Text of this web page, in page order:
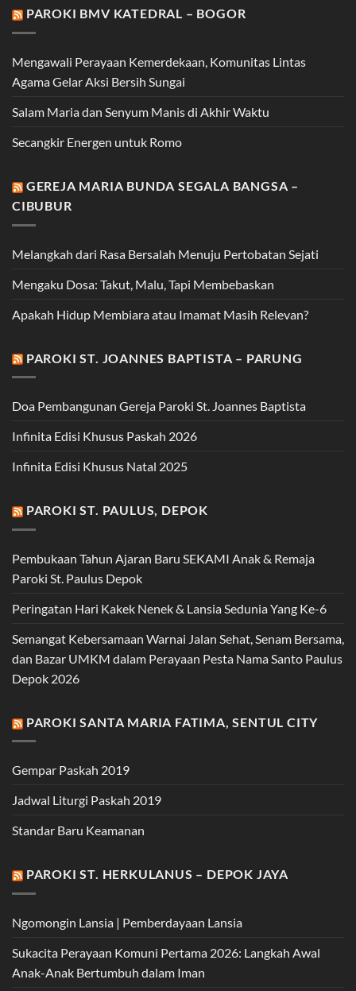
PAROKI BMV KATEDRAL – BOGOR
Mengawali Perayaan Kemerdekaan, Komunitas Lintas
Agama Gelar Aksi Bersih Sungai
Salam Maria dan Senyum Manis di Akhir Waktu
Secangkir Energen untuk Romo
GEREJA MARIA BUNDA SEGALA BANGSA –
CIBUBUR
Melangkah dari Rasa Bersalah Menuju Pertobatan Sejati
Mengaku Dosa: Takut, Malu, Tapi Membebaskan
Apakah Hidup Membiara atau Imamat Masih Relevan?
PAROKI ST. JOANNES BAPTISTA – PARUNG
Doa Pembangunan Gereja Paroki St. Joannes Baptista
Infinita Edisi Khusus Paskah 2026
Infinita Edisi Khusus Natal 2025
PAROKI ST. PAULUS, DEPOK
Pembukaan Tahun Ajaran Baru SEKAMI Anak & Remaja
Paroki St. Paulus Depok
Peringatan Hari Kakek Nenek & Lansia Sedunia Yang Ke-6
Semangat Kebersamaan Warnai Jalan Sehat, Senam Bersama,
dan Bazar UMKM dalam Perayaan Pesta Nama Santo Paulus
Depok 2026
PAROKI SANTA MARIA FATIMA, SENTUL CITY
Gempar Paskah 2019
Jadwal Liturgi Paskah 2019
Standar Baru Keamanan
PAROKI ST. HERKULANUS – DEPOK JAYA
Ngomongin Lansia | Pemberdayaan Lansia
Sukacita Perayaan Komuni Pertama 2026: Langkah Awal
Anak-Anak Bertumbuh dalam Iman